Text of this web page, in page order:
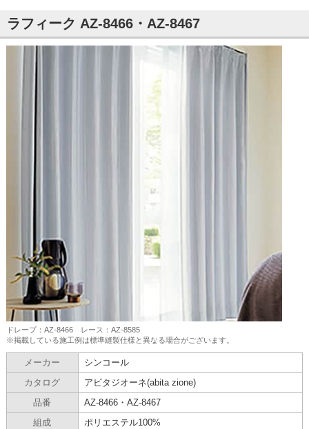
ラフィーク AZ-8466・AZ-8467
ドレープ：AZ-8466 レース：AZ-8585
※掲載している施工例は標準縫製仕様と異なる場合がございます。
メーカー
シンコール
カタログ
アビタジオーネ(abita zione)
品番
AZ-8466・AZ-8467
組成
ポリエステル100%